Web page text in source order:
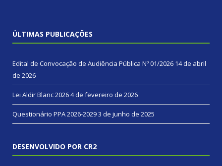
ÚLTIMAS PUBLICAÇÕES
Edital de Convocação de Audiência Pública Nº 01/2026 14 de abril
de 2026
Lei Aldir Blanc 20264 de fevereiro de 2026
Questionário PPA 2026-20293 de junho de 2025
DESENVOLVIDO POR CR2